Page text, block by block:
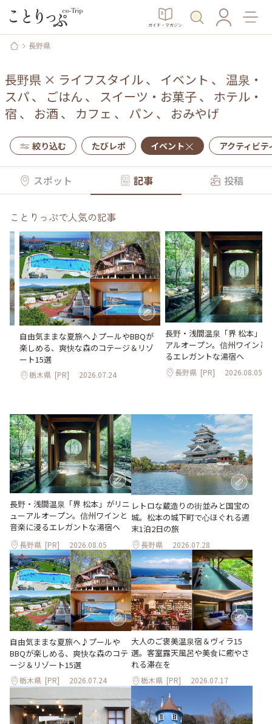
ガイド・マガジン
長野県
長野県 × ライフスタイル、 イベント 、 温泉・
スパ、 ごはん 、 スイーツ・お菓子、 ホテル・
宿 、 お酒 、 カフェ 、 パン 、 おみやげ
絞り込む たびレポ イベント アクティビテ
スポット 記事 投稿
ことりっぷで人気の記事
自由気ままな夏旅へ♪プールやBBQが
楽しめる、爽快な森のコテージ＆リゾ
ート15選
栃木県 [PR] 2026.07.24
長野・浅間温泉「界 松本」
アルオープン。信州ワインと
るエレガントな湯宿へ
長野県 [PR] 2026.08.05
長野・浅間温泉「界 松本」がリニ
ューアルオープン。信州ワインと
音楽に浸るエレガントな湯宿へ
長野県 [PR] 2026.08.05
レトロな蔵造りの街並みと国宝の
城。松本の城下町で心ほぐれる週
末1泊2日の旅
長野県 2026.07.28
自由気ままな夏旅へ♪プールや
BBQが楽しめる、爽快な森のコテ
ージ＆リゾート15選
栃木県 [PR] 2026.07.24
大人のご褒美温泉宿＆ヴィラ15
選。客室露天風呂や美食に癒やさ
れる滞在を
栃木県 [PR] 2026.07.17